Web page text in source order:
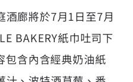
酒廊將於7月1日至7月
BAKERY紙巾吐司下
包含內含經典奶油紙